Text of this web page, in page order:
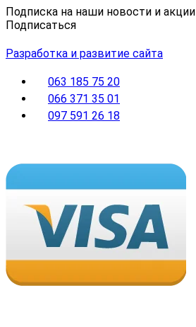
Подписка на наши новости и акции
Подписаться
Разработка и развитие сайта
063 185 75 20
066 371 35 01
097 591 26 18